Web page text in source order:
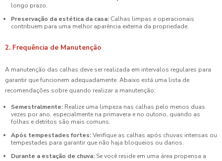
longo prazo.
Preservação da estética da casa: Calhas limpas e operacionais
contribuem para uma melhor aparência externa da propriedade.
2. Frequência de Manutenção
A manutenção das calhas deve ser realizada em intervalos regulares para
garantir que funcionem adequadamente. Abaixo está uma lista de
recomendações sobre quando realizar a manutenção:
Semestralmente: Realize uma limpeza nas calhas pelo menos duas
vezes por ano, especialmente na primavera e no outono, quando as
folhas e detritos são mais comuns.
Após tempestades fortes:Verifique as calhas após chuvas intensas ou
tempestades para garantir que não haja bloqueios ou danos.
Durante a estação de chuva: Se você reside em uma área propensa a